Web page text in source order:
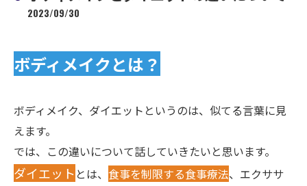
2023/09/30
ボディメイクとは？
ボディメイク、ダイエットというのは、似てる言葉に見
えます。
では、この違いについて話していきたいと思います。
ダイエット とは、 食事を制限する食事療法、 エクササ